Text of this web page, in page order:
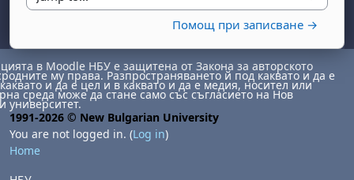
Помощ при записване →
в Moodle НБУ е защитена от Закона за авторското
му права. Разпространяването й под каквато и да е
и да е цел и в каквато и да е медия, носител или
среда може да стане само със съгласието на Нов
университет.
1991-2026 © New Bulgarian University
You are not logged in. (Log in)
Home